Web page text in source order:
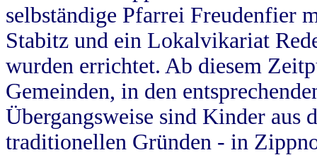
selbständige Pfarrei Freudenfier
Stabitz und ein Lokalvikariat
wurden errichtet. Ab diesem
Gemeinden, in den
Übergangsweise sind Kinder aus
traditionellen Gründen - in